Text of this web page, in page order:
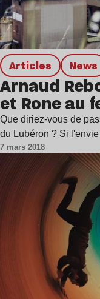
Articles news
Arnaud
et Rone au
Que diriez-vous de
du Lubéron ? Si
7 mars 2018